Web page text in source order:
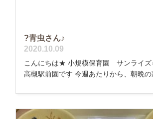
?青虫さん♪
2020.10.09
こんにちは★ 小規模保育園 サンライズ
高槻駅前園です 今週あたりから、朝晩